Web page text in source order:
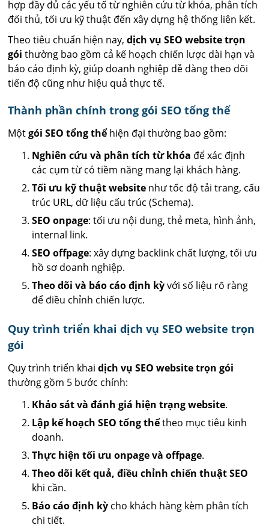
hợp đầy đủ các yếu tố từ nghiên cứu từ khóa, phân tích
đối thủ, tối ưu kỹ thuật đến xây dựng hệ thống liên kết.
Theo tiêu chuẩn hiện nay,dịch vụ SEO website trọn
gói thường bao gồm cả kế hoạch chiến lược dài hạn và
báo cáo định kỳ, giúp doanh nghiệp dễ dàng theo dõi
tiến độ cũng như hiệu quả thực tế.
Thành phần chính trong gói SEO tổng thể
Mộtgói SEO tổng thểhiện đại thường bao gồm:
Nghiên cứu và phân tích từ khóa để xác định
các cụm từ có tiềm năng mang lại khách hàng.
Tối ưu kỹ thuật website như tốc độ tải trang, cấu
trúc URL, dữ liệu cấu trúc (Schema).
SEO onpage: tối ưu nội dung, thẻ meta, hình ảnh,
internal link.
SEO offpage: xây dựng backlink chất lượng, tối ưu
hồ sơ doanh nghiệp.
Theo dõi và báo cáo định kỳvới số liệu rõ ràng
để điều chỉnh chiến lược.
Quy trình triển khai dịch vụ SEO website trọn
gói
Quy trình triển khaidịch vụ SEO website trọn gói
thường gồm 5 bước chính:
Khảo sát và đánh giá hiện trạng website.
Lập kế hoạch SEO tổng thểtheo mục tiêu kinh
doanh.
Thực hiện tối ưu onpage và offpage.
Theo dõi kết quả, điều chỉnh chiến thuật SEO
khi cần.
Báo cáo định kỳ cho khách hàng kèm phân tích
chi tiết.